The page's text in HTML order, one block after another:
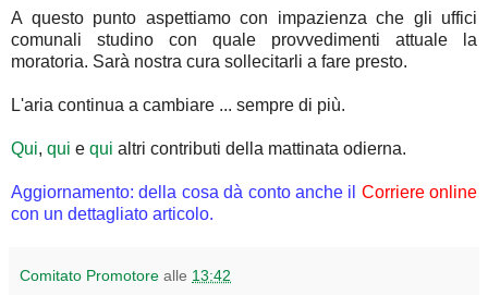
A questo punto aspettiamo con impazienza che gli uffici
comunali studino con quale provvedimenti attuale la
moratoria. Sarà nostra cura sollecitarli a fare presto.
L'aria continua a cambiare ... sempre di più.
Qui, qui e qui altri contributi della mattinata odierna.
Aggiornamento: della cosa dà conto anche il Corriere online
con un dettagliato articolo.
Comitato Promotore alle 13:42